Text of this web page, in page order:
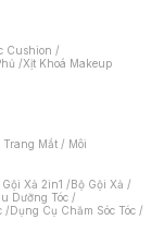
Cushion /
/Xịt Khoá Makeup
Trang Mắt / Môi
Xả 2in1 /Bộ Gội Xả /
Dưỡng Tóc /
/Dụng Cụ Chăm Sóc Tóc /